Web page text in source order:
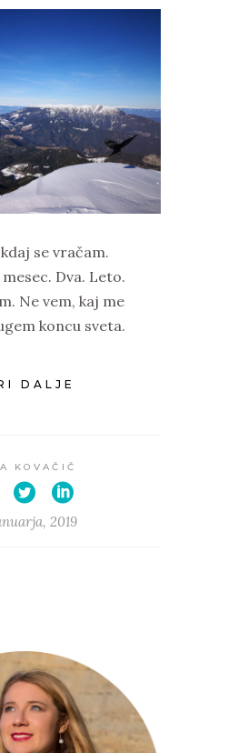
se vračam.
Dva. Leto.
Ne vem, kaj me
koncu sveta.
DALJE
KOVAČIČ
2019